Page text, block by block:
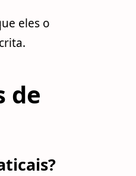
eles o
de